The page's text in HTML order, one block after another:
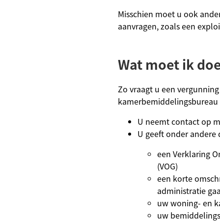
Misschien moet u ook
aanvragen, zoals een
Wat moet ik
Zo vraagt u een
kamerbemiddelingsbureau
U neemt contact op
U geeft onder andere
een Verklaring
(VOG)
een korte
administratie
uw woning- en
uw